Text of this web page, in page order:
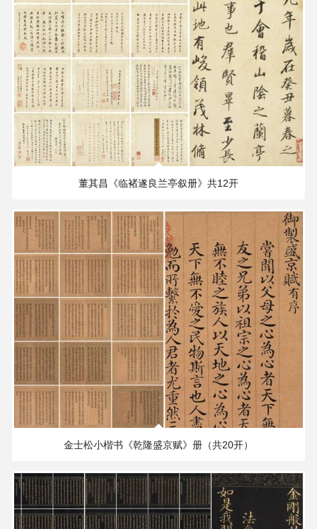
董其昌《临褚遂良兰亭叙册》共12开
金士松小楷书《乾隆盛京赋》册（共20开）
150.92 MB 2257×1890 PX
256.58 MB 2036×2362 PX